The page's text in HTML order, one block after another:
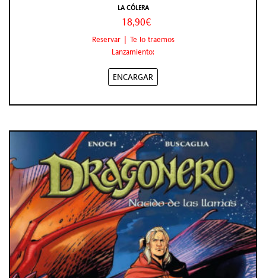
LA CÓLERA
18,90€
Reservar | Te lo traemos
Lanzamiento:
ENCARGAR